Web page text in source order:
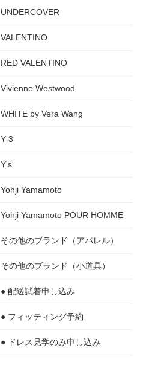
UNDERCOVER
VALENTINO
RED VALENTINO
Vivienne Westwood
WHITE by Vera Wang
Y-3
Y's
Yohji Yamamoto
Yohji Yamamoto POUR HOMME
その他のブランド（アパレル）
その他のブランド（小道具）
● 配送試着申し込み
● フィッティング予約
● ドレス見学のみ申し込み